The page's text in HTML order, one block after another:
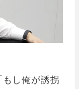
し俺が誘拐